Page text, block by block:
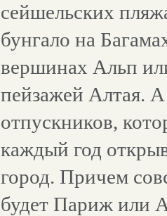
сейшельских
бунгало на
вершинах Альп
пейзажей Алтая. А
отпускников,
каждый год
город. Причем
будет Париж или